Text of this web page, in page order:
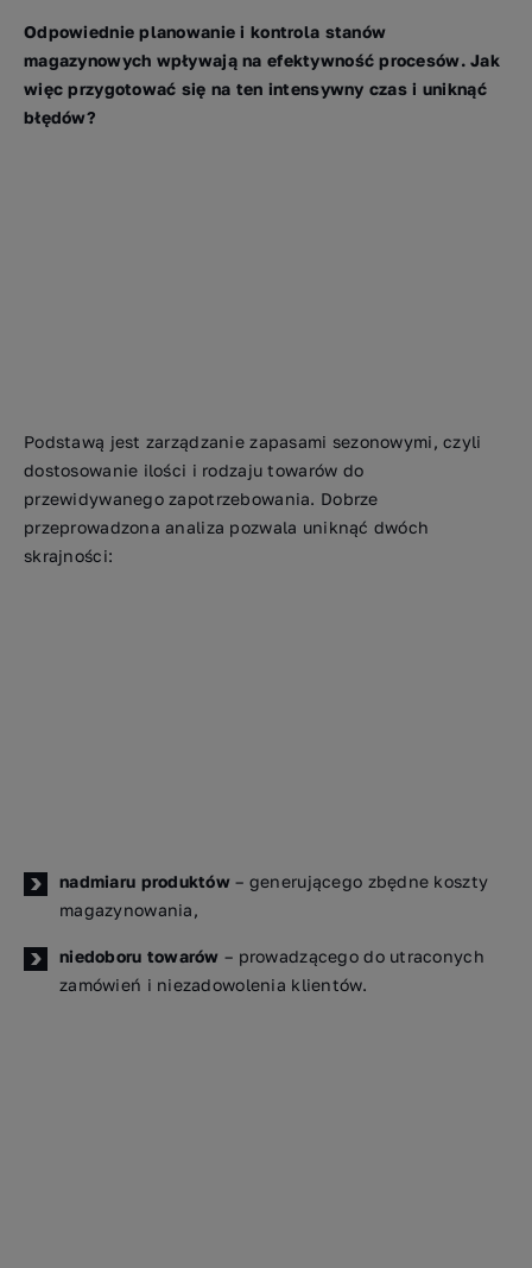
Odpowiednie planowanie i kontrola stanów
magazynowych wpływają na efektywność procesów. Jak
więc przygotować się na ten intensywny czas i uniknąć
błędów?
Podstawą jest zarządzanie zapasami sezonowymi, czyli
dostosowanie ilości i rodzaju towarów do
przewidywanego zapotrzebowania. Dobrze
przeprowadzona analiza pozwala uniknąć dwóch
skrajności:
nadmiaru produktów – generującego zbędne koszty
magazynowania,
niedoboru towarów – prowadzącego do utraconych
zamówień i niezadowolenia klientów.